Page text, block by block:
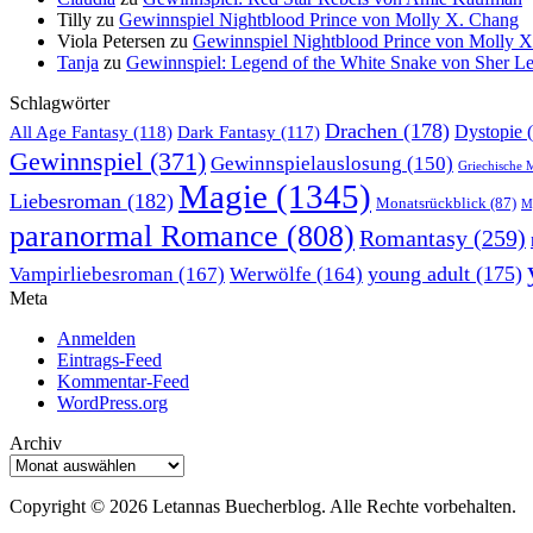
Tilly zu Gewinnspiel Nightblood Prince von Molly X. Chang
Viola Petersen zu Gewinnspiel Nightblood Prince von Molly
Tanja zu Gewinnspiel: Legend of the White Snake von Sher
Schlagwörter
All Age Fantasy (118) Dark Fantasy (117) Drachen (178) Dystopie
Gewinnspiel (371) Gewinnspielauslosung (150) Griechische
Liebesroman (182) Magie (1345) Monatsrückblick (87)
paranormal Romance (808) Romantasy (259)
Vampirliebesroman (167) Werwölfe (164) young adult (175)
Meta
Anmelden
Eintrags-Feed
Kommentar-Feed
WordPress.org
Archiv
Archiv
Copyright © 2026 Letannas Buecherblog. Alle Rechte vorbehalten.